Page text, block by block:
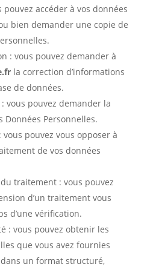
pouvez accéder à vos données
bien demander une copie de
: vous pouvez demander à
la correction d’informations
de données.
vous pouvez demander la
Données Personnelles.
vous pouvez vous opposer à
de vos données
traitement : vous pouvez
d’un traitement vous
d’une vérification.
: vous pouvez obtenir les
que vous avez fournies
un format structuré,